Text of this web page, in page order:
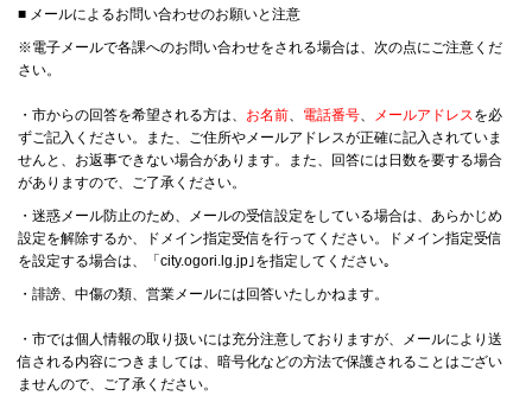
■ メールによるお問い合わせのお願いと注意
※電子メールで各課へのお問い合わせをされる場合は、次の点にご注意くだ
さい。
・市からの回答を希望される方は、 お名前、 電話番号、 メールアドレスを必
ずご記入ください。また、ご住所やメールアドレスが正確に記入されていま
せんと、お返事できない場合があります。また、回答には日数を要する場合
がありますので、ご了承ください。
・迷惑メール防止のため、メールの受信設定をしている場合は、あらかじめ
設定を解除するか、ドメイン指定受信を行ってください。ドメイン指定受信
を設定する場合は、「city.ogori.lg.jp｣を指定してください｡
・誹謗、中傷の類、営業メールには回答いたしかねます。
・市では個人情報の取り扱いには充分注意しておりますが、メールにより送
信される内容につきましては、暗号化などの方法で保護されることはござい
ませんので、ご了承ください。